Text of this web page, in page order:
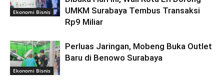
Ekonomi Bisnis
UMKM Surabaya Tembus Transaksi
Rp9 Miliar
Ekonomi Bisnis
Perluas Jaringan, Mobeng Buka Outlet
Baru di Benowo Surabaya